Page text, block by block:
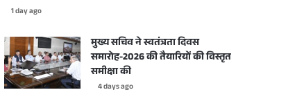
1 day ago
मुख्य सचिव ने स्वतंत्रता दिवस
समारोह-2026 की तैयारियों की विस्तृत
समीक्षा की
4 days ago